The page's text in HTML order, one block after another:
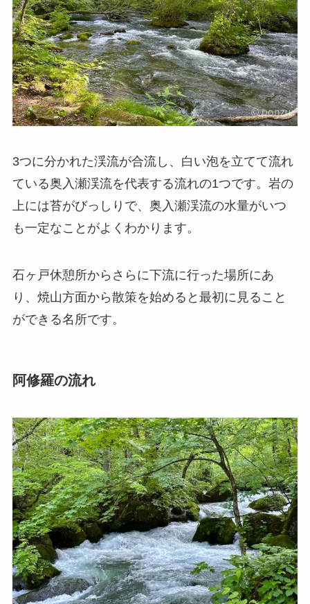
3つに分かれた渓流が合流し、白い泡を立てて流れ
ている奥入瀬渓流を代表する流れの1つです。岩の
上には苔がびっしりで、奥入瀬渓流の水量がいつ
も一定なことがよくわかります。
石ヶ戸休憩所からさらに下流に行った場所にあ
り、焼山方面から散策を始めると最初に見ること
ができる名所です。
阿修羅の流れ